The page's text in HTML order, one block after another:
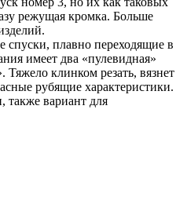
режущая кромка. Больше
плавно переходящие в
имеет два «пулевидная»
Тяжело клинком резать, вязнет
рубящие характеристики.
также вариант для